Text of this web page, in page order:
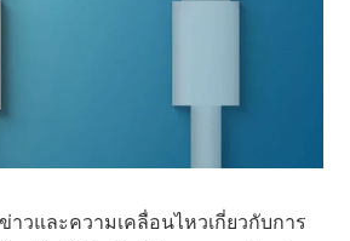
าวและความเคลื่อนไหวเกี่ยวกับการ